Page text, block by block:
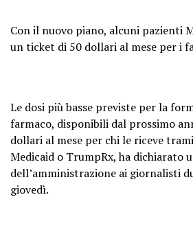
Con il nuovo piano, alcuni pazienti
un ticket di 50 dollari al mese per i
Le dosi più basse previste per la
farmaco, disponibili dal prossimo
dollari al mese per chi le riceve
Medicaid o TrumpRx, ha dichiarato
dell’amministrazione ai giornalisti
giovedì.